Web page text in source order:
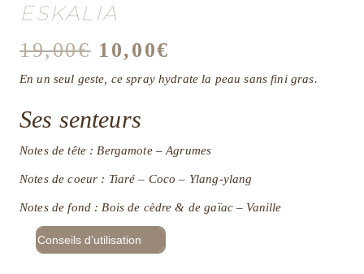
ESKALIA
19,00€ Le
initial
était :
19,00€.
10,00€
prix
actuel
En un seul geste, ce spray hydrate la peau sans fini gras.
Ses senteurs
Notes de tête : Bergamote – Agrumes
Notes de coeur : Tiaré – Coco – Ylang-ylang
Notes de fond : Bois de cèdre & de gaïac – Vanille
Conseils d’utilisation